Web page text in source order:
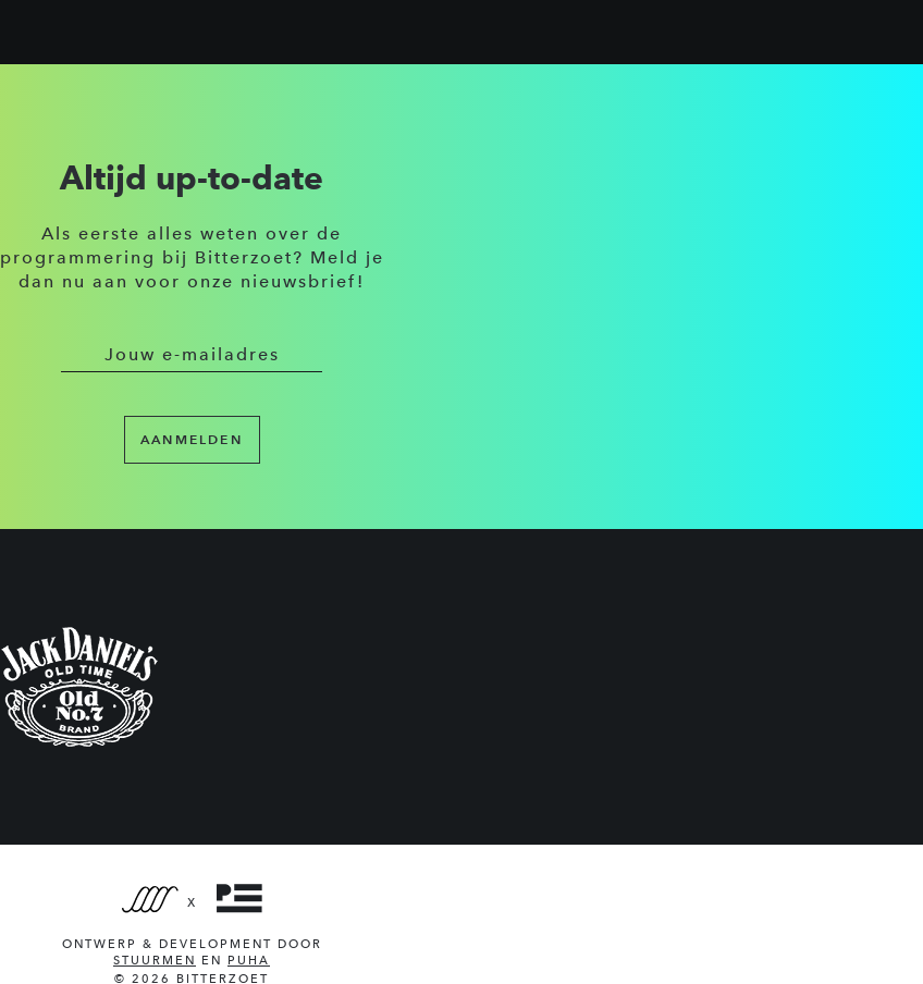
Altijd up-to-date
Als eerste alles weten over de
programmering bij Bitterzoet? Meld je
dan nu aan voor onze nieuwsbrief!
AANMELDEN
X
ONTWERP & DEVELOPMENT DOOR
STUURMEN
EN PUHA
© 2026 BITTERZOET